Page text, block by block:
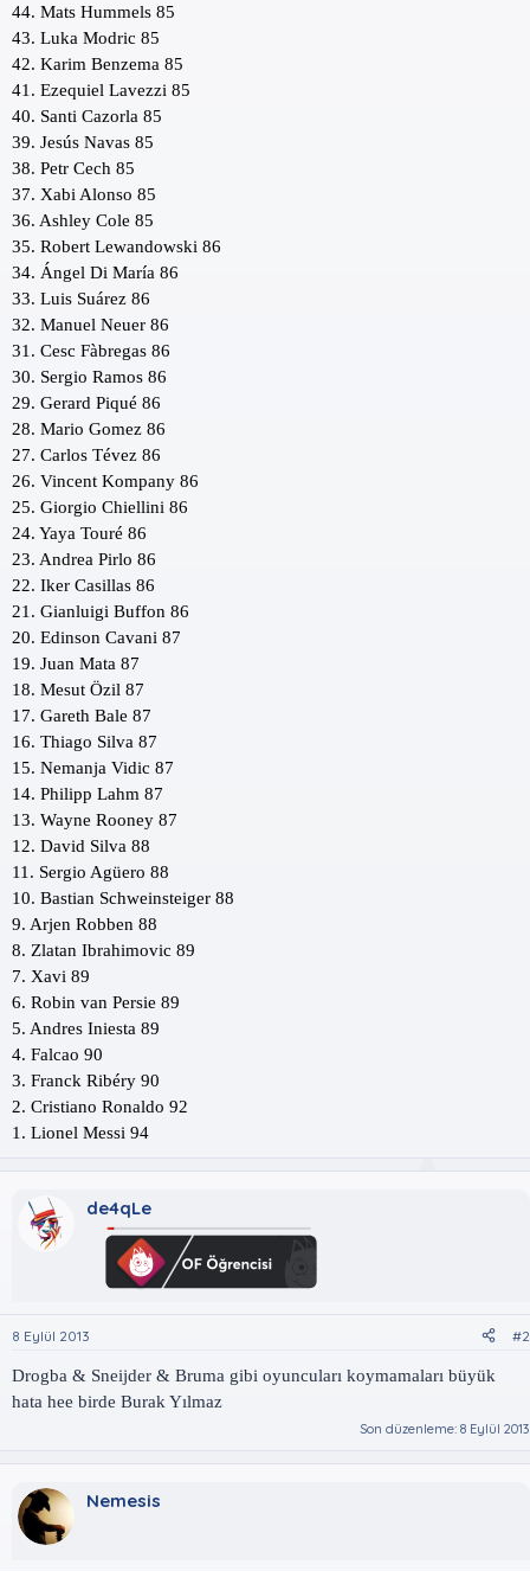
44. Mats Hummels 85
43. Luka Modric 85
42. Karim Benzema 85
41. Ezequiel Lavezzi 85
40. Santi Cazorla 85
39. Jesús Navas 85
38. Petr Cech 85
37. Xabi Alonso 85
36. Ashley Cole 85
35. Robert Lewandowski 86
34. Ángel Di María 86
33. Luis Suárez 86
32. Manuel Neuer 86
31. Cesc Fàbregas 86
30. Sergio Ramos 86
29. Gerard Piqué 86
28. Mario Gomez 86
27. Carlos Tévez 86
26. Vincent Kompany 86
25. Giorgio Chiellini 86
24. Yaya Touré 86
23. Andrea Pirlo 86
22. Iker Casillas 86
21. Gianluigi Buffon 86
20. Edinson Cavani 87
19. Juan Mata 87
18. Mesut Özil 87
17. Gareth Bale 87
16. Thiago Silva 87
15. Nemanja Vidic 87
14. Philipp Lahm 87
13. Wayne Rooney 87
12. David Silva 88
11. Sergio Agüero 88
10. Bastian Schweinsteiger 88
9. Arjen Robben 88
8. Zlatan Ibrahimovic 89
7. Xavi 89
6. Robin van Persie 89
5. Andres Iniesta 89
4. Falcao 90
3. Franck Ribéry 90
2. Cristiano Ronaldo 92
1. Lionel Messi 94
de4qLe
8 Eylül 2013 #2
Drogba & Sneijder & Bruma gibi oyuncuları koymamaları büyük
hata hee birde Burak Yılmaz
Son düzenleme: 8 Eylül 2013
Nemesis